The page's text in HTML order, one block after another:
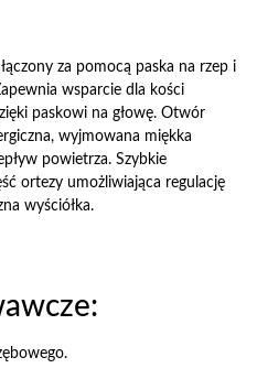
za pomocą paska na rzep i
wsparcie dla kości
paskowi na głowę. Otwór
wyjmowana miękka
powietrza. Szybkie
ortezy umożliwiająca regulację
wyściółka.